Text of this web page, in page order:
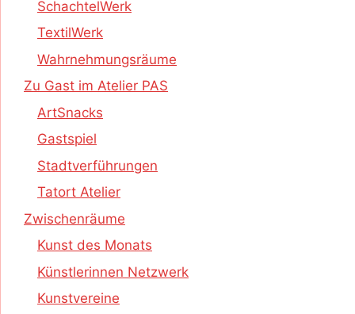
SchachtelWerk
TextilWerk
Wahrnehmungsräume
Zu Gast im Atelier PAS
ArtSnacks
Gastspiel
Stadtverführungen
Tatort Atelier
Zwischenräume
Kunst des Monats
Künstlerinnen Netzwerk
Kunstvereine